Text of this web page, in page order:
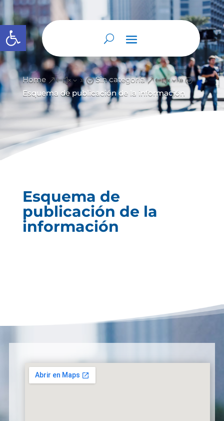
Abrir barra de herramientas
Home &#x39; Sin categoría &#x39;
Esquema de publicación de la información
Esquema de
publicación de la
información